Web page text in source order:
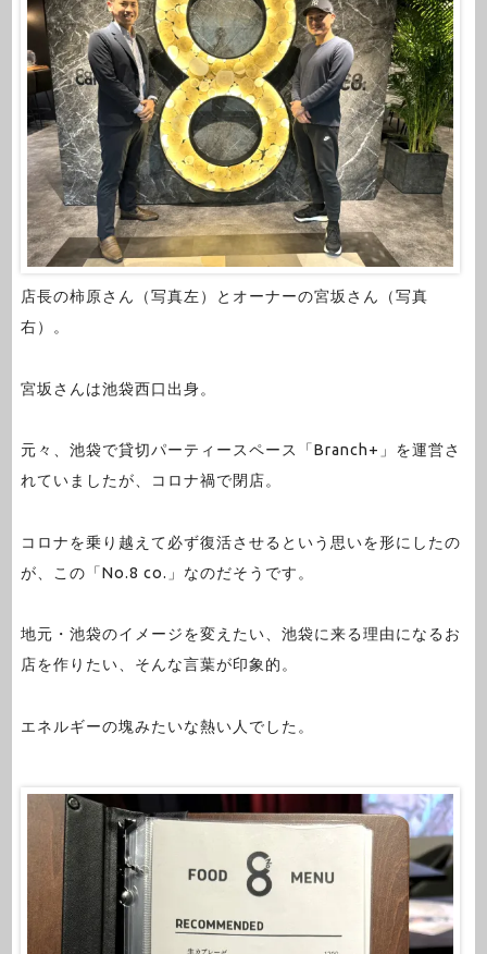
店長の柿原さん（写真左）とオーナーの宮坂さん（写真
右）。
宮坂さんは池袋西口出身。
元々、池袋で貸切パーティースペース「Branch+」を運営さ
れていましたが、コロナ禍で閉店。
コロナを乗り越えて必ず復活させるという思いを形にしたの
が、この「No.8 co.」なのだそうです。
地元・池袋のイメージを変えたい、池袋に来る理由になるお
店を作りたい、そんな言葉が印象的。
エネルギーの塊みたいな熱い人でした。